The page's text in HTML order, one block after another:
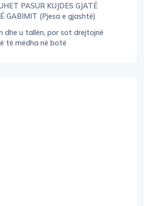
PASUR KUJDES GJATË
GABIMIT (Pjesa e gjashtë)
dhe u tallën, por sot drejtojnë
të mëdha në botë